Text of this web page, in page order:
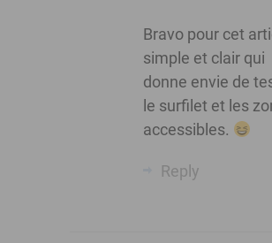
Bravo pour cet
simple et clair qui
donne envie de
le surfilet et les
accessibles.
Reply